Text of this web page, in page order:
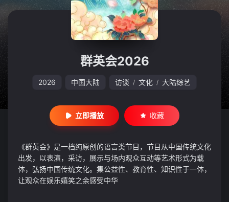
群英会2026
2026 中国大陆 访谈 / 文化 / 大陆综艺
立即播放 收藏
《群英会》是一档纯原创的语言类节目，节目从中国传统文化
出发，以表演，采访，展示与场内观众互动等艺术形式为载
体，弘扬中国传统文化。集公益性、教育性、知识性于一体，
让观众在娱乐嬉笑之余感受中华